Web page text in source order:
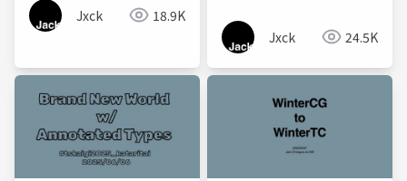
Jxck 18.9K
Jxck 24.5K